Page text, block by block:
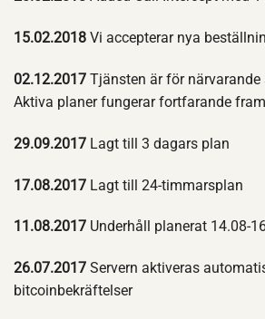
15.02.2018 Vi accepterar nya
02.12.2017 Tjänsten är för
Aktiva planer fungerar fortfarande
29.09.2017 Lagt till 3 dagars plan
17.08.2017 Lagt till 24-timmarsplan
11.08.2017 Underhåll planerat 14.08-
26.07.2017 Servern aktiveras
bitcoinbekräftelser